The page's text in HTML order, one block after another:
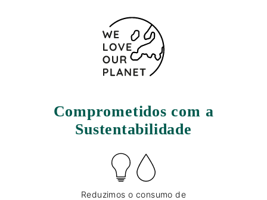
Comprometidos com a
Sustentabilidade
Reduzimos o consumo de